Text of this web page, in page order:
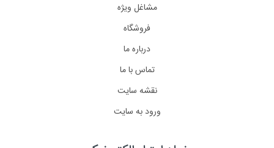
مشاغل ویژه
فروشگاه
درباره ما
تماس با ما
نقشه سایت
ورود به سایت